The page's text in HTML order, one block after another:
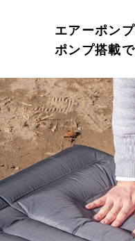
エアーポン
ポンプ搭載